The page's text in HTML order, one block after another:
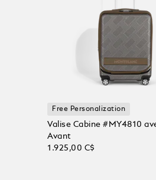
Free Personalization
Valise Cabine #MY4810
Avant
1.925,00 C$